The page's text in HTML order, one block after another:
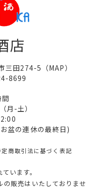
店
三田274-5（MAP）
8699
間
月-土）
盆の連休の最終日)
定商取引法に基づく表記
います。
販売はいたしておりませ